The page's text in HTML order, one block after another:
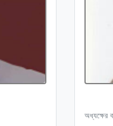
অধ্যক্ষের